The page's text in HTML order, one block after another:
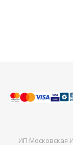
ИП Московская